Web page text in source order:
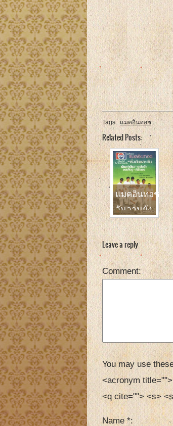
Tags:แมคอินทอช
Related Posts:
แมคอินทอช
วันวานยัง
หวานอยู่
Leave a reply
Comment
You may use
<acronym
<q cite=""> <s>
Name*